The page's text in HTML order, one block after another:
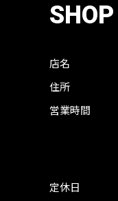
店名
住所
営業時間
定休日